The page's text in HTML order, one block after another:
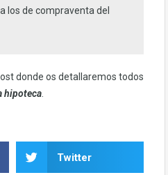
los de compraventa del
donde os detallaremos todos
hipoteca.
Twitter